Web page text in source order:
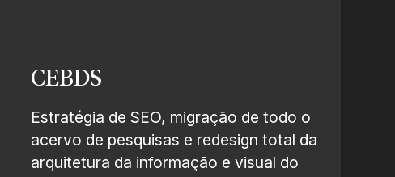
CEBDS
Estratégia de SEO, migração de todo o
acervo de pesquisas e redesign total da
arquitetura da informação e visual do